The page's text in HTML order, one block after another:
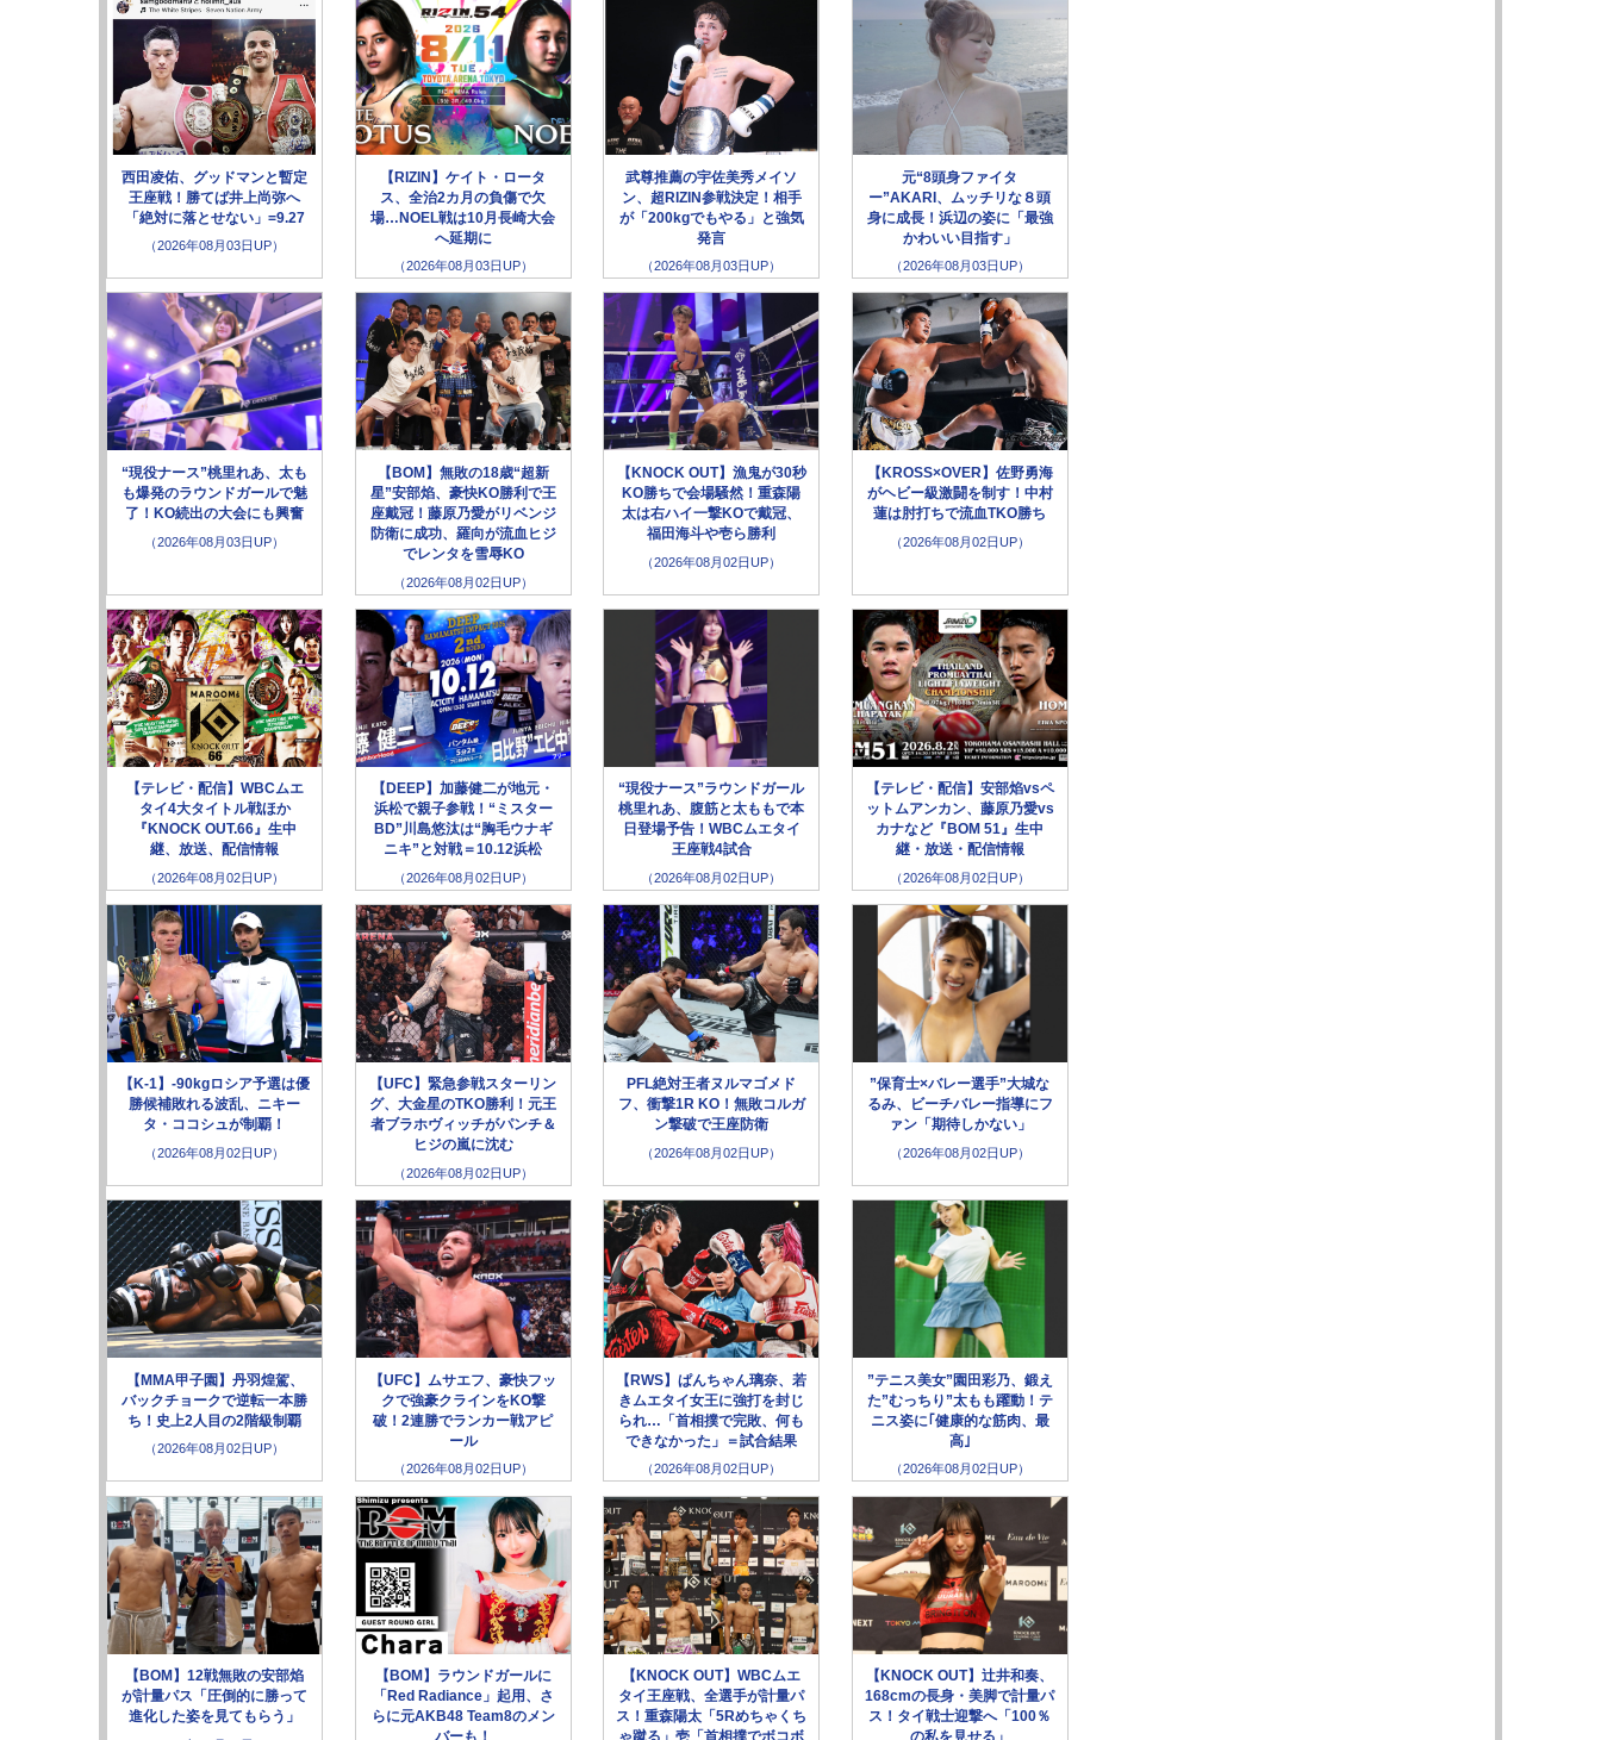
西田凌佑、グッドマンと暫定
王座戦！勝てば井上尚弥へ
「絶対に落とせない」=9.27
（2026年08月03日UP）
【RIZIN】ケイト・ロータ
ス、全治2カ月の負傷で欠
場…NOEL戦は10月長崎大会
へ延期に
（2026年08月03日UP）
武尊推薦の宇佐美秀メイソ
ン、超RIZIN参戦決定！相手
が「200kgでもやる」と強気
発言
（2026年08月03日UP）
元“8頭身ファイタ
ー”AKARI、ムッチリな８頭
身に成長！浜辺の姿に「最強
かわいい目指す」
（2026年08月03日UP）
“現役ナース”桃里れあ、太も
も爆発のラウンドガールで魅
了！KO続出の大会にも興奮
（2026年08月03日UP）
【BOM】無敗の18歳“超新
星”安部焰、豪快KO勝利で王
座戴冠！藤原乃愛がリベンジ
防衛に成功、羅向が流血ヒジ
でレンタを雪辱KO
（2026年08月02日UP）
【KNOCK OUT】漁鬼が30秒
KO勝ちで会場騒然！重森陽
太は右ハイ一撃KOで戴冠、
福田海斗や壱ら勝利
（2026年08月02日UP）
【KROSS×OVER】佐野勇海
がヘビー級激闘を制す！中村
蓮は肘打ちで流血TKO勝ち
（2026年08月02日UP）
【テレビ・配信】WBCムエ
タイ4大タイトル戦ほか
『KNOCK OUT.66』生中
継、放送、配信情報
（2026年08月02日UP）
【DEEP】加藤健二が地元・
浜松で親子参戦！“ミスター
BD”川島悠汰は“胸毛ウナギ
ニキ”と対戦＝10.12浜松
（2026年08月02日UP）
“現役ナース”ラウンドガール
桃里れあ、腹筋と太ももで本
日登場予告！WBCムエタイ
王座戦4試合
（2026年08月02日UP）
【テレビ・配信】安部焰vsペ
ットムアンカン、藤原乃愛vs
カナなど『BOM 51』生中
継・放送・配信情報
（2026年08月02日UP）
【K-1】-90kgロシア予選は優
勝候補敗れる波乱、ニキー
タ・ココシュが制覇！
（2026年08月02日UP）
【UFC】緊急参戦スターリン
グ、大金星のTKO勝利！元王
者ブラホヴィッチがパンチ＆
ヒジの嵐に沈む
（2026年08月02日UP）
PFL絶対王者ヌルマゴメド
フ、衝撃1R KO！無敗コルガ
ン撃破で王座防衛
（2026年08月02日UP）
”保育士×バレー選手”大城な
るみ、ビーチバレー指導にフ
ァン「期待しかない」
（2026年08月02日UP）
【MMA甲子園】丹羽煌駕、
バックチョークで逆転一本勝
ち！史上2人目の2階級制覇
（2026年08月02日UP）
【UFC】ムサエフ、豪快フッ
クで強豪クラインをKO撃
破！2連勝でランカー戦アピ
ール
（2026年08月02日UP）
【RWS】ぱんちゃん璃奈、若
きムエタイ女王に強打を封じ
られ…「首相撲で完敗、何も
できなかった」＝試合結果
（2026年08月02日UP）
”テニス美女”園田彩乃、鍛え
た”むっちり”太もも躍動！テ
ニス姿に｢健康的な筋肉、最
高｣
（2026年08月02日UP）
【BOM】12戦無敗の安部焰
が計量パス「圧倒的に勝って
進化した姿を見てもらう」
【BOM】ラウンドガールに
「Red Radiance」起用、さ
らに元AKB48 Team8のメン
バーも！
【KNOCK OUT】WBCムエ
タイ王座戦、全選手が計量パ
ス！重森陽太「5Rめちゃくち
ゃ蹴る」壱「首相撲でボコボ
【KNOCK OUT】辻井和奏、
168cmの長身・美脚で計量パ
ス！タイ戦士迎撃へ「100％
の私を見せる」